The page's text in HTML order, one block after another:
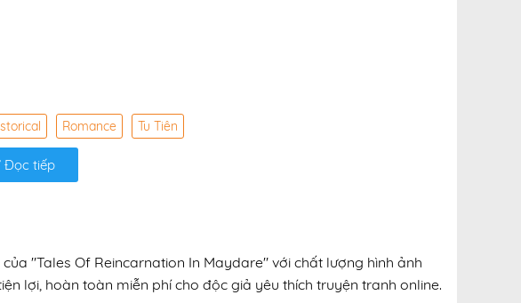
Romance Tu Tiên
Đọc tiếp
"Tales Of Reincarnation In Maydare" với chất lượng hình ảnh
lợi, hoàn toàn miễn phí cho độc giả yêu thích truyện tranh online.